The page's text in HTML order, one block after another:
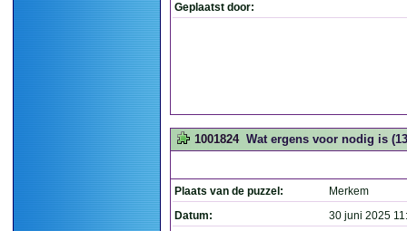
Geplaatst door:
1001824 Wat ergens voor nodig is
Plaats van de puzzel:
Merkem
Datum:
30 juni 2025